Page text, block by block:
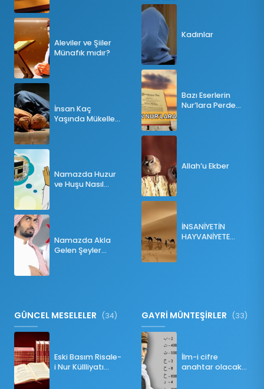
Aleviler ve Şiiler
Münafık mıdır?
İnsan Kaç
Yaşında Mükellef
Namazda Huzur
ve Huşu Nasıl
Namazda Akla
Gelen Şeyler
Kadınlar
Bazı Eserlerin
Nur’lara Perde
Allah’u Ekber
İNSANİYETİN
HAYVANİYETE
GÜNCEL MESELELER (34)
Eski Basım Risale-
i Nur Küllliyatı
GAYRİ MÜNTEŞİRLER (33)
İlm-i cifre
anahtar olacak